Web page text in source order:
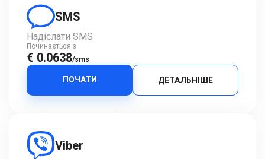
SMS
Надіслати SMS
Починається з
€ 0.0638/sms
ПОЧАТИ ДЕТАЛЬНІШЕ
Viber